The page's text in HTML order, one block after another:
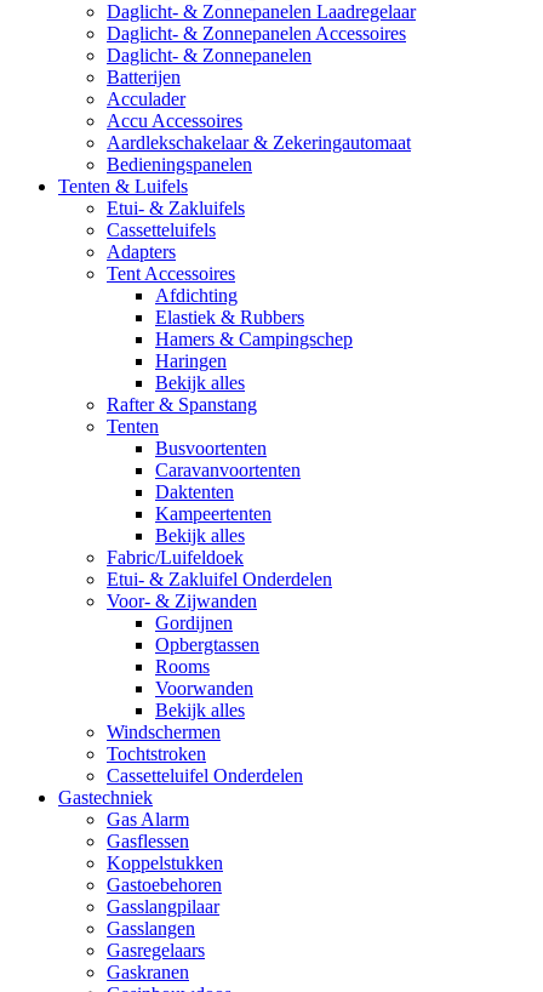
Daglicht- & Zonnepanelen Laadregelaar
Daglicht- & Zonnepanelen Accessoires
Daglicht- & Zonnepanelen
Batterijen
Acculader
Accu Accessoires
Aardlekschakelaar & Zekeringautomaat
Bedieningspanelen
Tenten & Luifels
Etui- & Zakluifels
Cassetteluifels
Adapters
Tent Accessoires
Afdichting
Elastiek & Rubbers
Hamers & Campingschep
Haringen
Bekijk alles
Rafter & Spanstang
Tenten
Busvoortenten
Caravanvoortenten
Daktenten
Kampeertenten
Bekijk alles
Fabric/Luifeldoek
Etui- & Zakluifel Onderdelen
Voor- & Zijwanden
Gordijnen
Opbergtassen
Rooms
Voorwanden
Bekijk alles
Windschermen
Tochtstroken
Cassetteluifel Onderdelen
Gastechniek
Gas Alarm
Gasflessen
Koppelstukken
Gastoebehoren
Gasslangpilaar
Gasslangen
Gasregelaars
Gaskranen